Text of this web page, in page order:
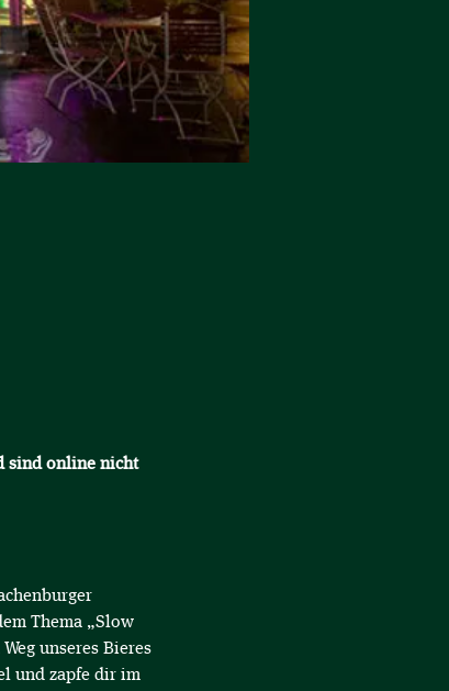
sind online nicht
Thema „Slow
unseres Bieres
und zapfe dir im